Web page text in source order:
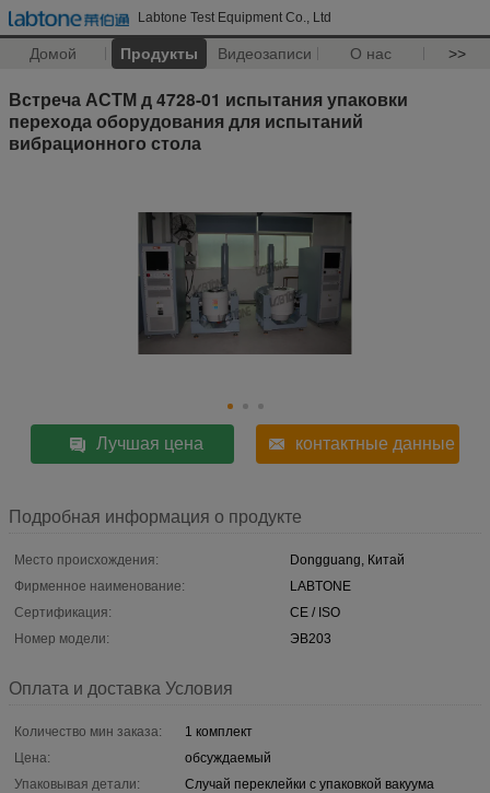
Labtone Test Equipment Co., Ltd
Домой Продукты Видеозаписи О нас >>
Встреча АСТМ д 4728-01 испытания упаковки
перехода оборудования для испытаний
вибрационного стола
Лучшая цена контактные данные
Подробная информация о продукте
Место происхождения:
Dongguang, Китай
Фирменное наименование:
LABTONE
Сертификация:
CE / ISO
Номер модели:
ЭВ203
Оплата и доставка Условия
Количество мин заказа:
1 комплект
Цена:
обсуждаемый
Упаковывая детали:
Случай переклейки с упаковкой вакуума